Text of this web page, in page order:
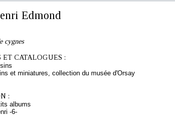
Edmond
cygnes
CATALOGUES :
et miniatures, collection du musée d'Orsay
:
albums
-6-